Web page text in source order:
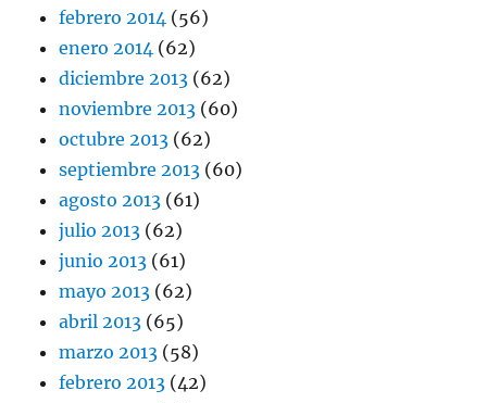
febrero 2014 (56)
enero 2014 (62)
diciembre 2013 (62)
noviembre 2013 (60)
octubre 2013 (62)
septiembre 2013 (60)
agosto 2013 (61)
julio 2013 (62)
junio 2013 (61)
mayo 2013 (62)
abril 2013 (65)
marzo 2013 (58)
febrero 2013 (42)